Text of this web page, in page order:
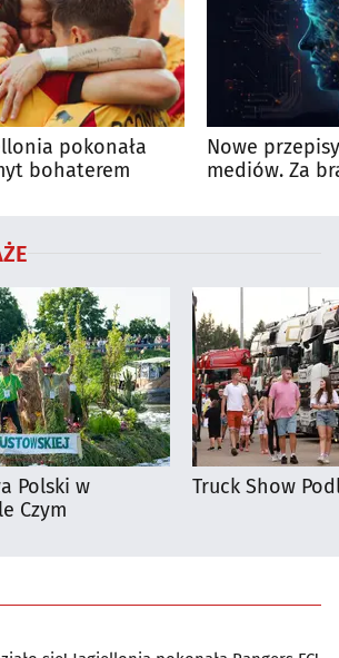
pokonała
bohaterem
Nowe
mediów. Za
Polski w
Czym
Truck Show